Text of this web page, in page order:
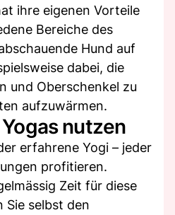
ihre eigenen Vorteile
Bereiche des
Hund auf
dabei, die
und Oberschenkel zu
aufzuwärmen.
nutzen
erfahrene Yogi – jeder
profitieren.
Zeit für diese
Sie selbst den